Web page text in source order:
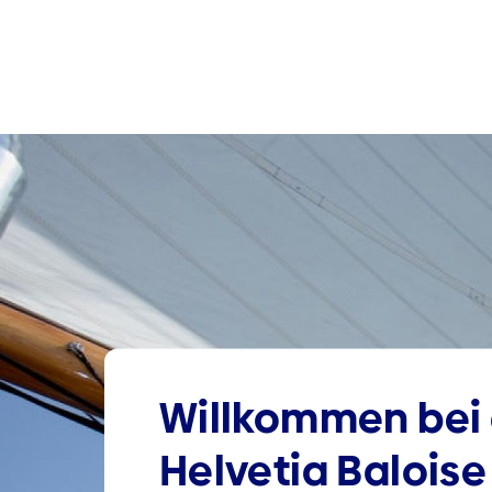
Willkommen bei
Helvetia Baloise